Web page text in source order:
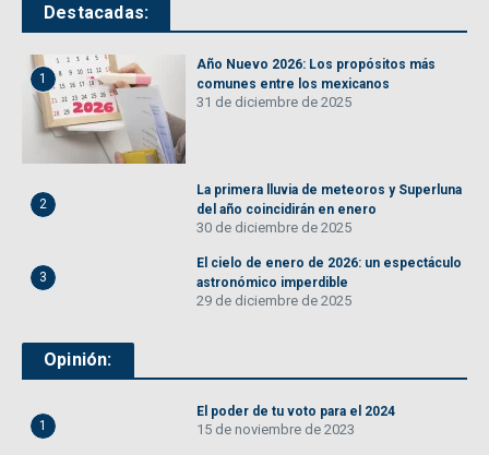
Destacadas:
1
Año Nuevo 2026: Los propósitos más
comunes entre los mexicanos
31 de diciembre de 2025
2
La primera lluvia de meteoros y Superluna
del año coincidirán en enero
30 de diciembre de 2025
3
El cielo de enero de 2026: un espectáculo
astronómico imperdible
29 de diciembre de 2025
Opinión:
1
El poder de tu voto para el 2024
15 de noviembre de 2023